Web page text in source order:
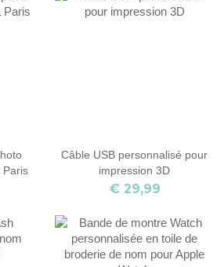
Paris
Câble USB personnalisé pour
impression 3D
€ 29,99